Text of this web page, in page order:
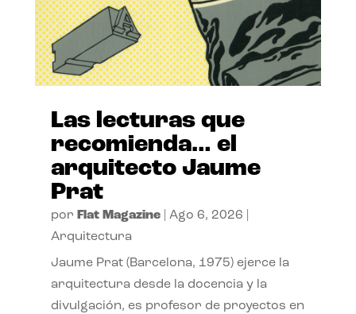
Las lecturas que
recomienda… el
arquitecto Jaume
Prat
por Flat Magazine| Ago 6, 2026
Arquitectura
Jaume Prat (Barcelona, 1975) ejerce la
arquitectura desde la docencia y la
divulgación, es profesor de proyectos en